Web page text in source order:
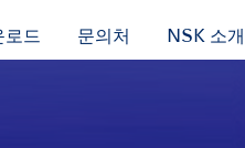
로드 문의처 NSK 소개